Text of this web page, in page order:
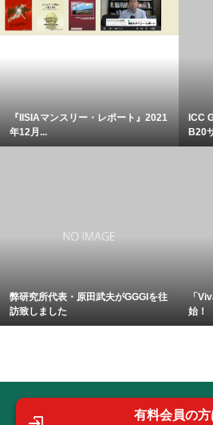
『IISIAマンスリー・レポート』2021
年12月...
ICC
B20
弊研究所代表・原田武夫がGGGIを往
訪致しました
「
始！
有料会員の方